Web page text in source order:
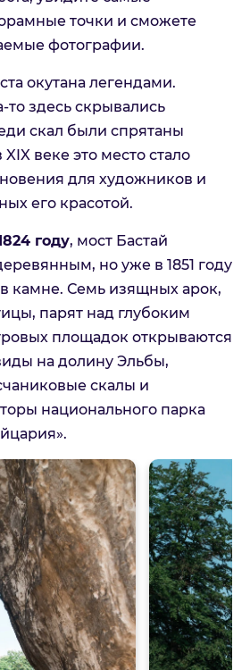
точки и сможете
фотографии.
окутана легендами.
то здесь скрывались
скал были спрятаны
веке это место стало
для художников и
его красотой.
году, мост Бастай
но уже в 1851 году
камне. Семь изящных арок,
парят над глубоким
площадок открываются
на долину Эльбы,
скалы и
национального парка